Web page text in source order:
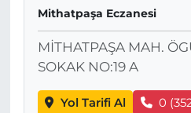
Mithatpaşa Eczanesi
MİTHATPAŞA MAH.
SOKAK NO:19 A
Yol Tarifi Al 0